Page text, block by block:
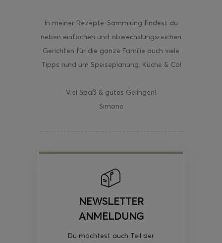
In meiner Rezepte-Sammlung findest du
neben einfachen und abwechslungsreichen
Gerichten für die ganze Familie auch viele
Tipps rund um Speiseplanung, Küche & Co!
Viel Spaß & gutes Gelingen!
Simone
NEWSLETTER
ANMELDUNG
Du möchtest auch Teil der